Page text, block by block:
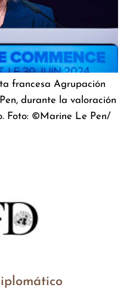
francesa Agrupación
durante la valoración
Foto: ©Marine Le Pen/